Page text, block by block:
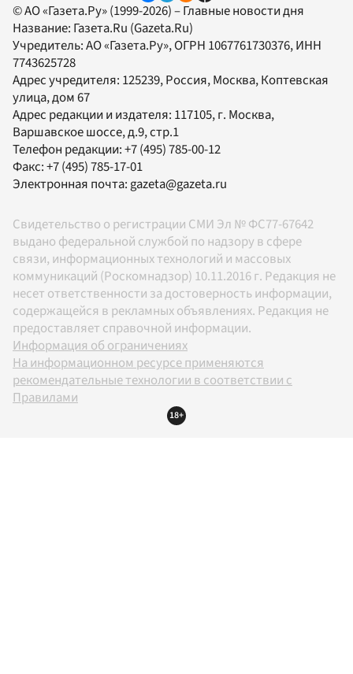
© АО «Газета.Ру» (1999-2026) – Главные новости дня
Название: Газета.Ru (Gazeta.Ru)
Учредитель:АО «Газета.Ру», ОГРН 1067761730376, ИНН
7743625728
Адрес учредителя: 125239, Россия, Москва, Коптевская
улица, дом 67
Адрес редакции и издателя: 117105, г. Москва,
Варшавское шоссе, д.9, стр.1
Телефон редакции:+7 (495) 785-00-12
Факс:+7 (495) 785-17-01
Электронная почта: gazeta@gazeta.ru
Свидетельство о регистрации СМИ Эл № ФС77-67642
выдано федеральной службой по надзору в сфере
связи, информационных технологий и массовых
коммуникаций (Роскомнадзор) 10.11.2016 г. Редакция не
несет ответственности за достоверность информации,
содержащейся в рекламных объявлениях. Редакция не
предоставляет справочной информации.
Информация об ограничениях
На информационном ресурсе применяются
рекомендательные технологии в соответствии с
Правилами
18+